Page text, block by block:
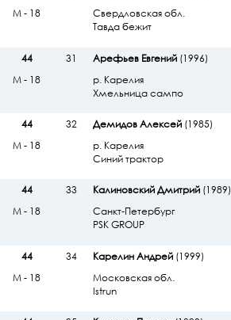
Свердловская обл.
Тавда бежит
М - 18
44
31 Арефьев Евгений(1996)
р. Карелия
Хмельница сампо
М - 18
44
32 Демидов Алексей(1985)
р. Карелия
Синий трактор
М - 18
44
33 Калиновский Дмитрий(1989)
Санкт-Петербург
PSK GROUP
М - 18
44
34 Карелин Андрей(1999)
Московская обл.
Istrun
М - 18